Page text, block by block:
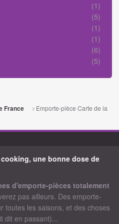
(1)
(5)
(1)
(1)
(6)
(5)
France
Emporte-pièce Carte de la
une bonne dose de
d'emporte-pièces totalement
pas ailleurs. Des emporte-
toutes les saisons, et des choses
dit en passant)...